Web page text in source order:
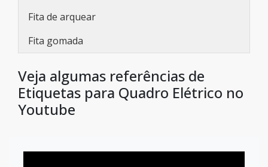
Fita de arquear
Fita gomada
Veja algumas referências de
Etiquetas para Quadro Elétrico no
Youtube